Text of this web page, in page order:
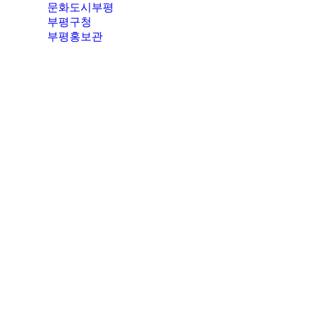
문화도시부평
부평구청
부평홍보관